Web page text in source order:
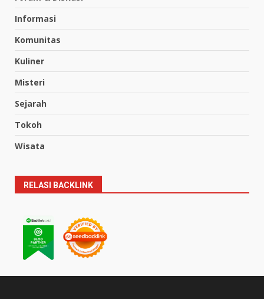
Informasi
Komunitas
Kuliner
Misteri
Sejarah
Tokoh
Wisata
RELASI BACKLINK